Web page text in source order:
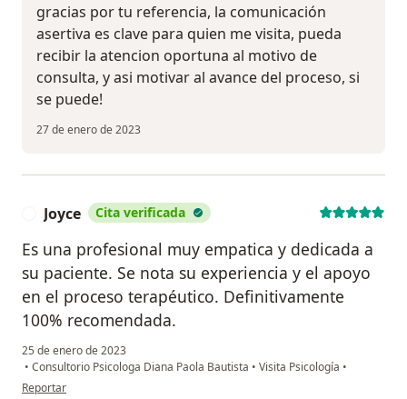
gracias por tu referencia, la comunicación
asertiva es clave para quien me visita, pueda
recibir la atencion oportuna al motivo de
consulta, y asi motivar al avance del proceso, si
se puede!
27 de enero de 2023
Joyce Cita verificada
Es una profesional muy empatica y dedicada a
su paciente. Se nota su experiencia y el apoyo
en el proceso terapéutico. Definitivamente
100% recomendada.
25 de enero de 2023
• Consultorio Psicologa Diana Paola Bautista • Visita Psicología •
en opinión del usuario Joyce
Reportar